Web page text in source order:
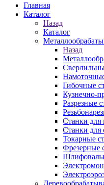
Главная
Каталог
Назад
Каталог
Назад
Гибочные
Кузнечно-
Разрезные
Станки для
Станки для
Токарные
Фрезерные